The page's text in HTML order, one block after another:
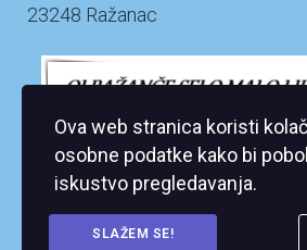
23248 Ražanac
Ova web stranica koristi
osobne podatke kako bi
iskustvo pregledavanja.
SLAŽEM SE!